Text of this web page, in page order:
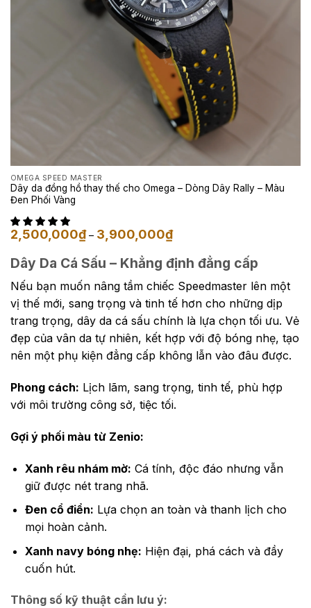
OMEGA SPEED MASTER
Dây da đồng hồ thay thế cho Omega – Dòng Dây Rally – Màu
Đen Phối Vàng
2,500,000₫ – 3,900,000₫Khoảng
giá:
2,500,000₫
đến
Dây Da Cá Sấu – Khẳng định đẳng cấp
Nếu bạn muốn nâng tầm chiếc Speedmaster lên một
vị thế mới, sang trọng và tinh tế hơn cho những dịp
trang trọng, dây da cá sấu chính là lựa chọn tối ưu. Vẻ
đẹp của vân da tự nhiên, kết hợp với độ bóng nhẹ, tạo
nên một phụ kiện đẳng cấp không lẫn vào đâu được.
Phong cách: Lịch lãm, sang trọng, tinh tế, phù hợp
với môi trường công sở, tiệc tối.
Gợi ý phối màu từ Zenio:
Xanh rêu nhám mờ: Cá tính, độc đáo nhưng vẫn
giữ được nét trang nhã.
Đen cổ điển: Lựa chọn an toàn và thanh lịch cho
mọi hoàn cảnh.
Xanh navy bóng nhẹ: Hiện đại, phá cách và đầy
cuốn hút.
Thông số kỹ thuật cần lưu ý: